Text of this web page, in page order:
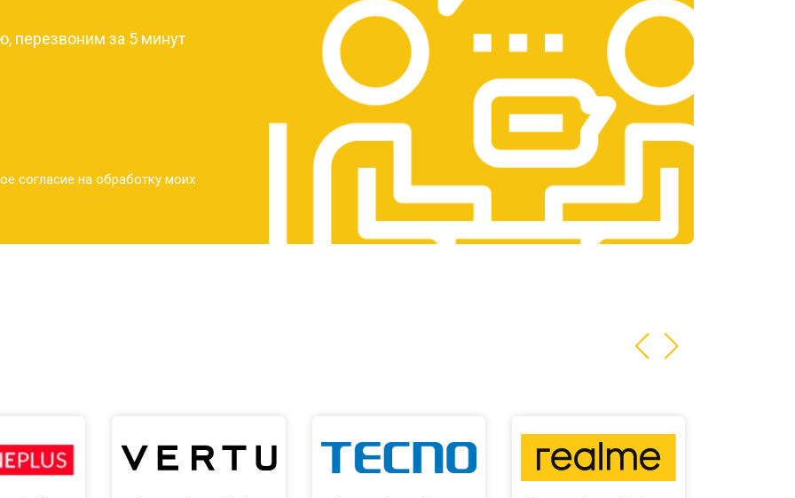
от 1400 ₽ Заказать
от 2700 ₽ Заказать
от 950 ₽ Заказать
от 1750 ₽
перезвоним за 5 минут
согласие на обработку моих